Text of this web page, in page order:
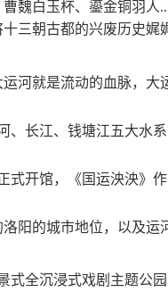
魏白玉杯、鎏金铜羽人
三朝古都的兴废历史娓
河就是流动的血脉，
、长江、钱塘江五大水
式开馆，《国运泱泱》
阳的城市地位，以及运
式全沉浸式戏剧主题公